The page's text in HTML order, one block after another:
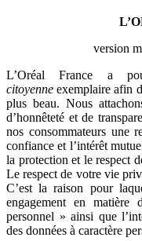
version
L’Oréal France a
citoyenne exemplaire afin
plus beau. Nous
d’honnêteté et de
nos consommateurs une
confiance et l’intérêt
la protection et le respect
Le respect de votre vie
C’est la raison pour
engagement en matière
personnel » ainsi que
des données à caractère